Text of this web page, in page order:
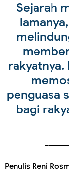
Sejarah
rakyatnya.
penguasa
bagi
Penulis Reni